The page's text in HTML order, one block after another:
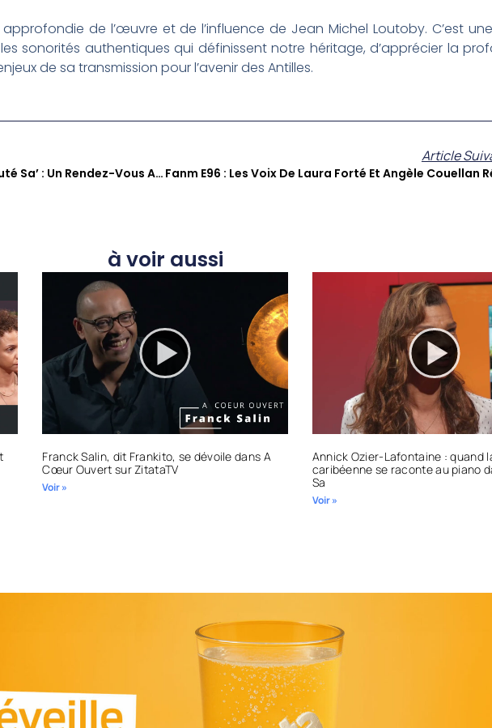
de l’œuvre et de l’influence de Jean Michel Loutoby. C’est
sonorités authentiques qui définissent notre héritage, d’apprécier la
de sa transmission pour l’avenir des Antilles.
Françoise Valère Présente ‘Kouté Sa’ : Un Rendez-Vous Avec L’âme Caribéenne Sur Zitata
Article
à voir aussi
Franck Salin, dit Frankito, se dévoile dans A
Cœur Ouvert sur ZitataTV
Voir »
Annick Ozier-Lafontaine : quand
caribéenne se raconte au piano
Sa
Voir »